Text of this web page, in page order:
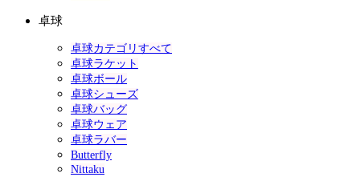
卓球
卓球カテゴリすべて
卓球ラケット
卓球ボール
卓球シューズ
卓球バッグ
卓球ウェア
卓球ラバー
Butterfly
Nittaku